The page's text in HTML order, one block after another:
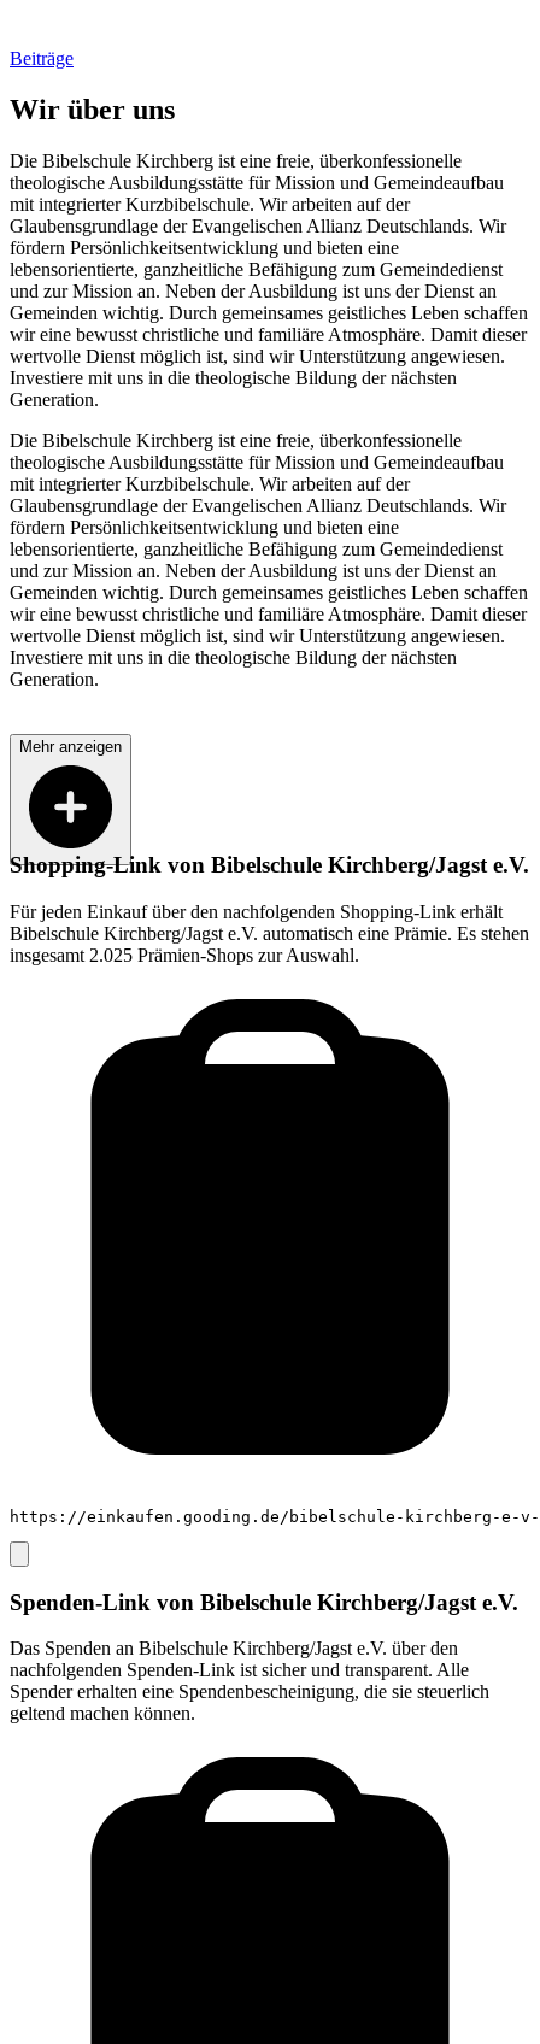
Beiträge
Wir über uns
Die Bibelschule Kirchberg ist eine freie, überkonfessionelle
theologische Ausbildungsstätte für Mission und Gemeindeaufbau
mit integrierter Kurzbibelschule. Wir arbeiten auf der
Glaubensgrundlage der Evangelischen Allianz Deutschlands. Wir
fördern Persönlichkeitsentwicklung und bieten eine
lebensorientierte, ganzheitliche Befähigung zum Gemeindedienst
und zur Mission an. Neben der Ausbildung ist uns der Dienst an
Gemeinden wichtig. Durch gemeinsames geistliches Leben schaffen
wir eine bewusst christliche und familiäre Atmosphäre. Damit dieser
wertvolle Dienst möglich ist, sind wir Unterstützung angewiesen.
Investiere mit uns in die theologische Bildung der nächsten
Generation.
Die Bibelschule Kirchberg ist eine freie, überkonfessionelle
theologische Ausbildungsstätte für Mission und Gemeindeaufbau
mit integrierter Kurzbibelschule. Wir arbeiten auf der
Glaubensgrundlage der Evangelischen Allianz Deutschlands. Wir
fördern Persönlichkeitsentwicklung und bieten eine
lebensorientierte, ganzheitliche Befähigung zum Gemeindedienst
und zur Mission an. Neben der Ausbildung ist uns der Dienst an
Gemeinden wichtig. Durch gemeinsames geistliches Leben schaffen
wir eine bewusst christliche und familiäre Atmosphäre. Damit dieser
wertvolle Dienst möglich ist, sind wir Unterstützung angewiesen.
Investiere mit uns in die theologische Bildung der nächsten
Generation.
Mehr anzeigen
Shopping-Link von Bibelschule Kirchberg/Jagst e.V.
Für jeden Einkauf über den nachfolgenden Shopping-Link erhält
Bibelschule Kirchberg/Jagst e.V. automatisch eine Prämie. Es stehen
insgesamt 2.025 Prämien-Shops zur Auswahl.
https://einkaufen.gooding.de/bibelschule-kirchberg-e-v-
Spenden-Link von Bibelschule Kirchberg/Jagst e.V.
Das Spenden an Bibelschule Kirchberg/Jagst e.V. über den
nachfolgenden Spenden-Link ist sicher und transparent. Alle
Spender erhalten eine Spendenbescheinigung, die sie steuerlich
geltend machen können.